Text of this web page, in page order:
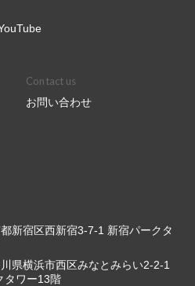
Contact us
お問い合わせ
新宿区西新宿3-7-1 新宿パークタ
県横浜市西区みなとみらい2-2-1
タワー13階